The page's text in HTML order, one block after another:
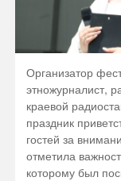
Организатор
этножурналист,
краевой
праздник
гостей за
отметила
которому был